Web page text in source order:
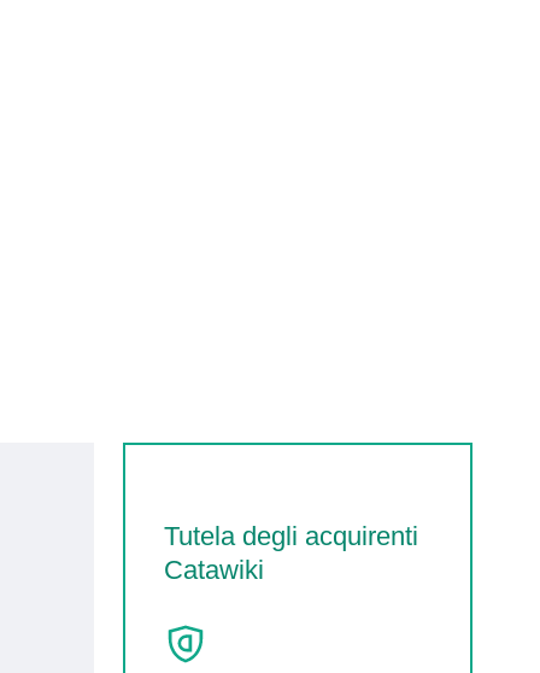
Tutela degli acquirenti
Catawiki